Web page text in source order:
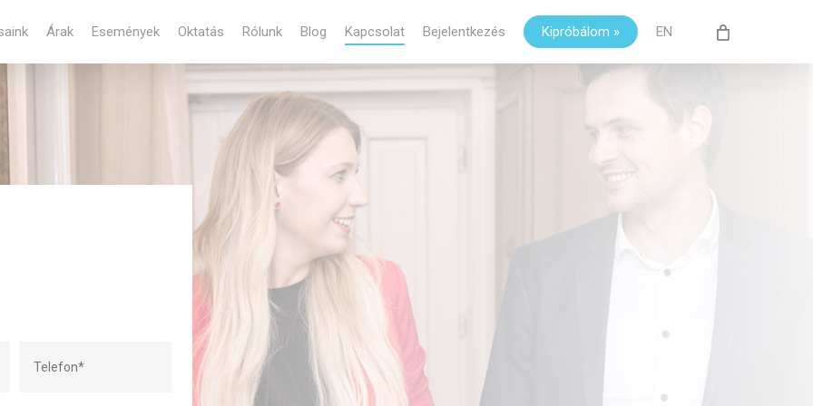
Árak Események Oktatás Rólunk Blog Kapcsolat Bejelentkezés Kipróbálom » EN
Cart